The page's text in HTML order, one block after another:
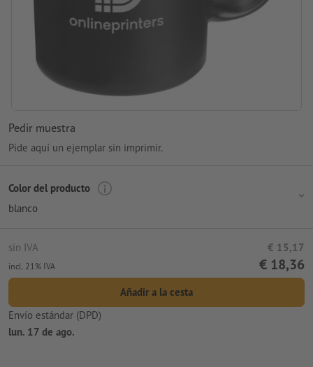
Pedir muestra
Pide aquí un ejemplar sin imprimir.
Color del producto
blanco
sin IVA € 15,17
incl. 21% IVA € 18,36
Añadir a la cesta
Envío estándar (DPD)
lun. 17 de ago.